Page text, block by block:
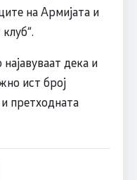
на Армијата и
дека и
ист број
претходната